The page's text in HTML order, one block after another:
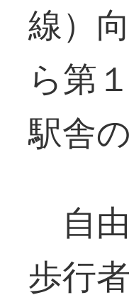
線）
ら第
駅舎
自
歩行